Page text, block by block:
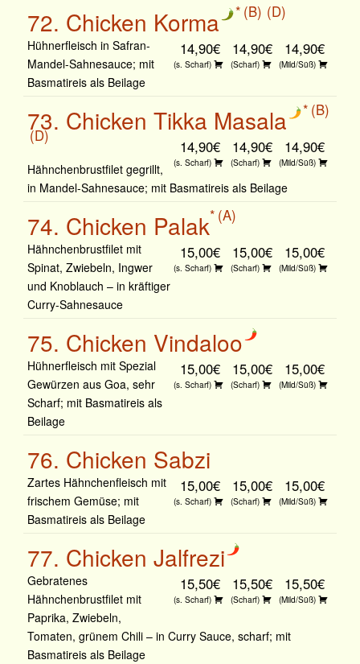
72. Chicken Korma B
D
14,90€
(s. Scharf)
14,90€
(Scharf)
14,90€
(Mild/Süß)
Hühnerfleisch in Safran-
Mandel-Sahnesauce; mit
Basmatireis als Beilage
73. Chicken Tikka Masala
B
D
14,90€
(s. Scharf)
14,90€
(Scharf)
14,90€
(Mild/Süß)
Hähnchenbrustfilet gegrillt,
in Mandel-Sahnesauce; mit Basmatireis als Beilage
74. Chicken Palak
A
15,00€
(s. Scharf)
15,00€
(Scharf)
15,00€
(Mild/Süß)
Hähnchenbrustfilet mit
Spinat, Zwiebeln, Ingwer
und Knoblauch – in kräftiger
Curry-Sahnesauce
75. Chicken Vindaloo
15,00€
(s. Scharf)
15,00€
(Scharf)
15,00€
(Mild/Süß)
Hühnerfleisch mit Spezial
Gewürzen aus Goa, sehr
Scharf; mit Basmatireis als
Beilage
76. Chicken Sabzi
15,00€
(s. Scharf)
15,00€
(Scharf)
15,00€
(Mild/Süß)
Zartes Hähnchenfleisch mit
frischem Gemüse; mit
Basmatireis als Beilage
77. Chicken Jalfrezi
15,50€
(s. Scharf)
15,50€
(Scharf)
15,50€
(Mild/Süß)
Gebratenes
Hähnchenbrustfilet mit
Paprika, Zwiebeln,
Tomaten, grünem Chili – in Curry Sauce, scharf; mit
Basmatireis als Beilage